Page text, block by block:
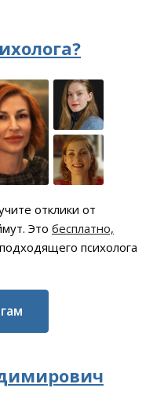
отклики от
Это бесплатно,
психолога